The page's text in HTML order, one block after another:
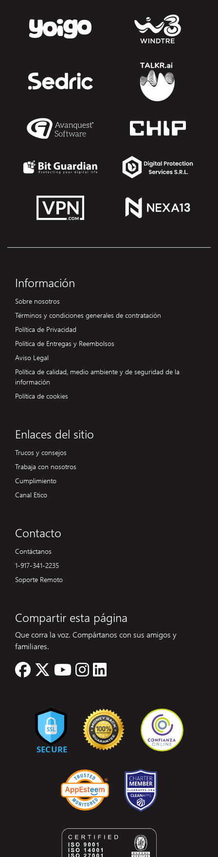
Información
Sobre nosotros
Términos y condiciones generales de contratación
Política de Privacidad
Política de Entregas y Reembolsos
Aviso Legal
Política de calidad, medio ambiente y de seguridad de la
información
Política de cookies
Enlaces del sitio
Trucos y consejos
Trabaja con nosotros
Cumplimiento
Canal Etico
Contacto
Contáctanos
1-917-341-2235
Soporte Remoto
Compartir esta página
Que corra la voz. Compártanos con sus amigos y
familiares.